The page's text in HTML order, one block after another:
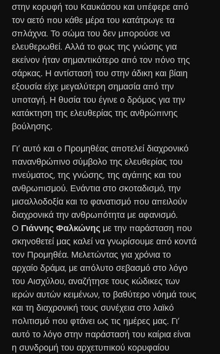
στην κορυφή του Καυκάσου και υπέφερε από
τον αετό που κάθε μέρα του κατάτρωγε τα
σπλάχνα. Το σώμα του δεν μπορούσε να
ελευθερωθεί. Αλλά το φως της γνώσης για
εκείνον ήταν σημαντικότερο από τον πόνο της
σάρκας. Η αντίστασή του στην άδικη και βίαιη
εξουσία είχε μεγαλύτερη σημασία από την
υποταγή. Η θυσία του έγινε ο δρόμος για την
κατάκτηση της ελευθερίας της ανθρώπινης
βούλησης.
Γι’ αυτό και ο Προμηθέας αποτελεί διαχρονικό
πανανθρώπινο σύμβολο της ελευθερίας του
πνεύματος, της γνώσης, της αγάπης και του
ανθρωπισμού. Ενάντια στο σκοταδισμό, την
μισαλλοδοξία και το φανατισμό που απειλούν
διαχρονικά την ανθρωπότητα με αφανισμό.
Ο Γιάννης Φαλκώνης με την παράσταση που
σκηνοθετεί μας καλεί να γνωρίσουμε από κοντά
τον Προμηθέα. Μελετώντας για χρόνια το
αρχαίο δράμα, με απόλυτο σεβασμό στο λόγο
του Αισχύλου, αναζήτησε τους κώδικες των
ιερών αυτών κειμένων, το βαθύτερο νόημά τους
και τη διαχρονική τους συνέχεια στο λαϊκό
πολιτισμό που φτάνει ως τις ημέρες μας. Γι’
αυτό το λόγο στην παράστασή του καίρια είναι
η συνδρομή του αρχετυπικού κορυφαίου